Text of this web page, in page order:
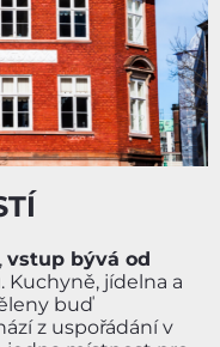
vstup bývá od
. Kuchyně, jídelna a
buď
z uspořádání v